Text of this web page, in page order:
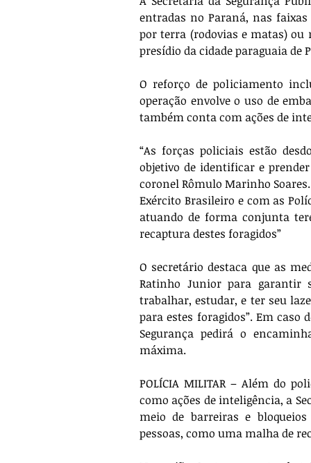
entradas no Paraná, nas
por terra (rodovias e matas)
presídio da cidade paraguaia de
O reforço de policiamento
operação envolve o uso de
também conta com ações de
“As forças policiais estão
objetivo de identificar e
coronel Rômulo Marinho
Exército Brasileiro e com as
atuando de forma conjunta
recaptura destes foragidos”
O secretário destaca que as
Ratinho Junior para garantir
trabalhar, estudar, e ter seu
para estes foragidos”. Em caso
Segurança pedirá o
máxima.
POLÍCIA MILITAR – Além do
como ações de inteligência, a
meio de barreiras e
pessoas, como uma malha de